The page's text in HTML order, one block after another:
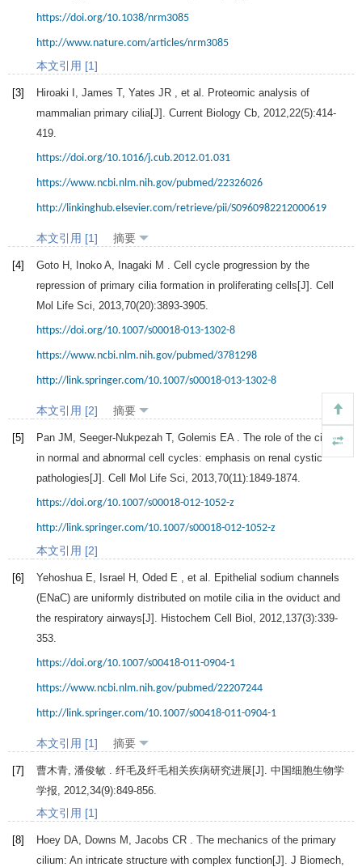
https://doi.org/10.1038/nrm3085
http://www.nature.com/articles/nrm3085
本文引用 [1]
[3] Hiroaki I James T, Yates JR , et al. Proteomic analysis of
mammalian primary cilia[J]. Current Biology Cb 2012 22(5):414-
419.
https://doi.org/10.1016/j.cub.2012.01.031
https://www.ncbi.nlm.nih.gov/pubmed/22326026
http://linkinghub.elsevier.com/retrieve/pii/S0960982212000619
本文引用 [1] 摘要
[4] Goto H Inoko A Inagaki M . Cell cycle progression by the
repression of primary cilia formation in proliferating cells[J]. Cell
Mol Life Sci
2013 70(20):3893-3905.
https://doi.org/10.1007/s00018-013-1302-8
https://www.ncbi.nlm.nih.gov/pubmed/3781298
http://link.springer.com/10.1007/s00018-013-1302-8
本文引用 [2] 摘要
[5] Pan JM Seeger-Nukpezah T, Golemis EA . The role of the cilium
in normal and abnormal cell cycles: emphasis on renal cystic
pathologies[J]. Cell Mol Life Sci 2013 70(11):1849-1874.
https://doi.org/10.1007/s00018-012-1052-z
http://link.springer.com/10.1007/s00018-012-1052-z
本文引用 [2]
[6] Yehoshua E Israel H Oded E , et al. Epithelial sodium channels
(ENaC) are uniformly distributed on motile cilia in the oviduct and
the respiratory airways[J]. Histochem Cell Biol 2012 137(3):339-
353.
https://doi.org/10.1007/s00418-011-0904-1
https://www.ncbi.nlm.nih.gov/pubmed/22207244
http://link.springer.com/10.1007/s00418-011-0904-1
本文引用 [1] 摘要
[7] 曹木青, 潘俊敏 . 纤毛及纤毛相关疾病研究进展[J]. 中国细胞生物学
学报
2012 34(9):849-856.
本文引用 [1]
[8] Hoey DA Downs M Jacobs CR . The mechanics of the primary
cilium: An intricate structure with complex function[J]. J Biomech